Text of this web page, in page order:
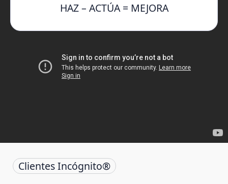
HAZ – ACTÚA = MEJORA
Clientes Incógnito®